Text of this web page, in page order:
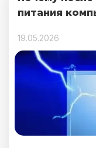
питания
19.05.2026